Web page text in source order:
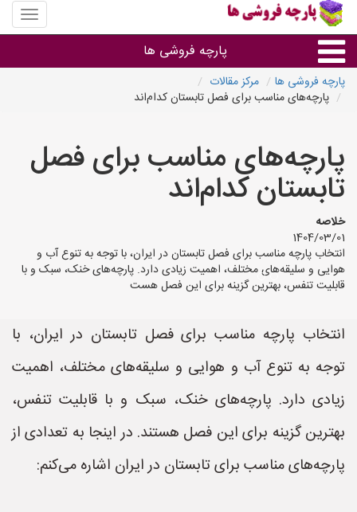
منوی
سایت
فروشی
پارچه فروشی ها
پارچه براساس جنس
پارچه براساس رنگ طرح و کاربرد
پارچه فروشی های هر شهر
پارچه فروشی ها
مرکز مقالات
پارچه‌های مناسب برای فصل تابستان کدام‌اند
پارچه‌های مناسب برای فصل
تابستان کدام‌اند
خلاصه
1404/03/01
انتخاب پارچه مناسب برای فصل تابستان در ایران، با توجه به تنوع آب و
هوایی و سلیقه‌های مختلف، اهمیت زیادی دارد. پارچه‌های خنک، سبک و با
قابلیت تنفس، بهترین گزینه برای این فصل هست
انتخاب پارچه مناسب برای فصل تابستان در ایران، با
توجه به تنوع آب و هوایی و سلیقه‌های مختلف، اهمیت
زیادی دارد. پارچه‌های خنک، سبک و با قابلیت تنفس،
بهترین گزینه برای این فصل هستند. در اینجا به تعدادی از
پارچه‌های مناسب برای تابستان در ایران اشاره می‌کنم: